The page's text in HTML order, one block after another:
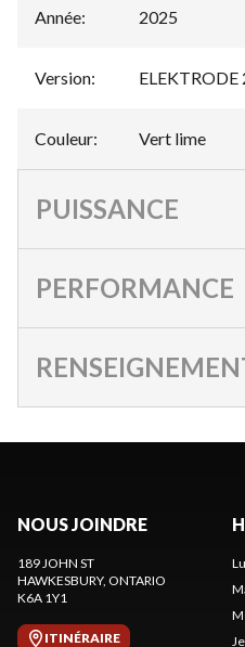
Année: 2025
Version: ELEKTRODE
Couleur: Vert lime
PUISSANCE
PERFORMANCE
NOUS JOINDRE
189 JOHN ST
HAWKESBURY, ONTARIO
K6A 1Y1
ITINÉRAIRE